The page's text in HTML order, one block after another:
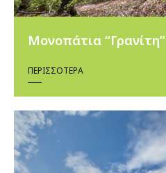
Μονοπάτια “Γρανίτη”
ΠΕΡΙΣΣΌΤΕΡΑ